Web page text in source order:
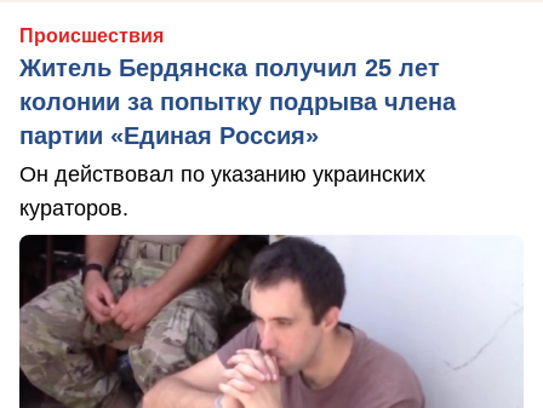
Происшествия
Житель Бердянска получил 25 лет
колонии за попытку подрыва члена
партии «Единая Россия»
Он действовал по указанию украинских
кураторов.